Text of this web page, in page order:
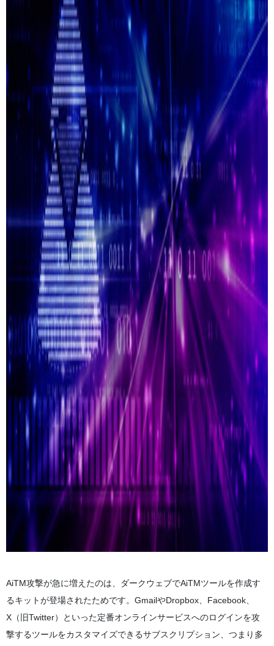
AiTM攻撃が急に増えたのは、ダークウェブでAiTMツールを作成す
るキットが登場されたためです。GmailやDropbox、Facebook、
X（旧Twitter）といった定番オンラインサービスへのログインを攻
撃するツールをカスタマイズできるサブスクリプション、つまり多